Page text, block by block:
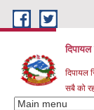
Skip to main content
दिपायल
सबै को